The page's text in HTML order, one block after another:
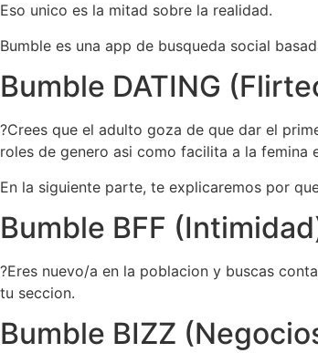
Eso unico es la mitad sobre la realidad.
Bumble es una app de busqueda social
Bumble DATING
?Crees que el adulto goza de que dar el
roles de genero asi­ como facilita a la femina
En la siguiente parte, te explicaremos por
Bumble BFF
?Eres nuevo/a en la poblacion y buscas
tu seccion.
Bumble BIZZ